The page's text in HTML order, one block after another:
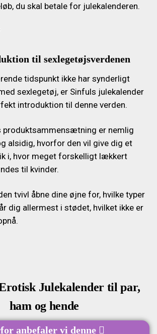
du skal betale for julekalenderen.
til sexlegetøjsverdenen
tidspunkt ikke har synderligt
sexlegetøj, er Sinfuls julekalender
introduktion til denne verden.
produktsammensætning er nemlig
alsidig, hvorfor den vil give dig et
i, hvor meget forskelligt lækkert
til kvinder.
tvivl åbne dine øjne for, hvilke typer
dig allermest i stødet, hvilket ikke er
Julekalender til par,
ham og hende
anbefaler vi denne 